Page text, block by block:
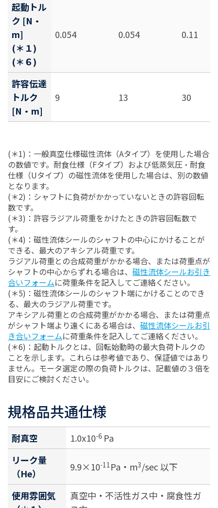
起動トル
ク [N・
m]
(＊１)
(＊６)
0.054 0.054 0.11
許容伝達
トルク
[N・m]
9 13 30
(＊1)：一般真空仕様磁性流体（Aタイプ）を使用した場合
の数値です。耐食仕様（Fタイプ）および低蒸気圧・耐食
仕様（Uタイプ）の磁性流体を使用した場合は、別の数値
となります。
(＊2)：シャフトに負荷がかかっていないときの許容回転
数です。
(＊3)：許容ラジアル荷重をかけたときの許容回転数で
す。
(＊4)：磁性流体シールのシャフトの中心にかけることが
できる、最大のアキシアル荷重です。
ラジアル荷重との合成荷重がかかる場合、または荷重点が
シャフトの中心からずれる場合は、 磁性流体シールお引き
合いフォームに荷重条件を記入してご連絡ください。
(＊5)：磁性流体シールのシャフト端にかけることのでき
る、最大のラジアル荷重です。
アキシアル荷重との合成荷重がかかる場合、または荷重点
がシャフト端より遠くにある場合は、 磁性流体シールお引
き合いフォームに荷重条件を記入してご連絡ください。
(＊6)：起動トルクとは、回転始動時の最大負荷トルクの
ことを示します。これらは参考値であり、保証値ではあり
ません。モータ選定の際の負荷トルクは、記載値の３倍を
目安にご検討ください。
規格品共通仕様
耐真空 1.0x10-6 Pa
リーク量
（He）
9.9×10-11 Pa・m3/sec 以下
使用雰囲気
真空中・不活性ガス中・腐食性ガ